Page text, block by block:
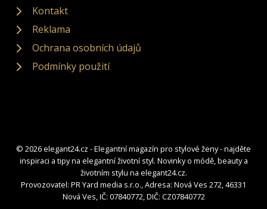
Kontakt
Reklama
Ochrana osobních údajů
Podmínky použití
© 2026 elegant24.cz - Elegantní magazín pro stylové ženy - najděte
inspiraci a tipy na elegantní životní styl. Novinky o módě, beauty a
životním stylu na elegant24.cz.
Provozovatel: PR Yard media s.r.o., Adresa: Nová Ves 272, 46331
Nová Ves, IČ: 07840772, DIČ: CZ07840772